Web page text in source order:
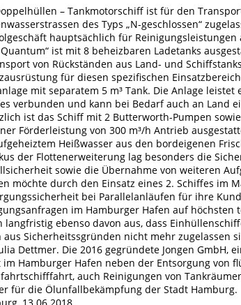
– Tankmotorschiff ist für den
des Typs „N-geschlossen“
hauptsächlich für Reinigungsleistungen
ist mit 8 beheizbaren Ladetanks
von Rückständen aus Land- und
für diesen spezifischen
mit separatem 5 m³ Tank. Die Anlage
verbunden und kann bei Bedarf auch an Land
ist das Schiff mit 2 Butterworth-Pumpen
Förderleistung von 300 m³/h Antrieb
Heißwasser aus den bordeigenen
der Flottenerweiterung lag besonders die
sowie die Übernahme von weiteren
möchte durch den Einsatz eines 2. Schiffes im
bei Parallelanläufen für ihre
im Hamburger Hafen auf
langfristig ebenso davon aus, dass
aus Sicherheitssgründen nicht mehr zugelassen
Dettmer. Die 2016 gegründete Jongen GmbH,
im Hamburger Hafen neben der Entsorgung von
auch Reinigungen von
für die Ölunfallbekämpfung der Stadt Hamburg.